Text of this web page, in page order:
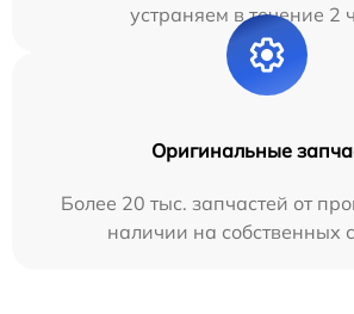
устраняем в течение 2
Оригинальные
Более 20 тыс. запчастей от
наличии на собственных